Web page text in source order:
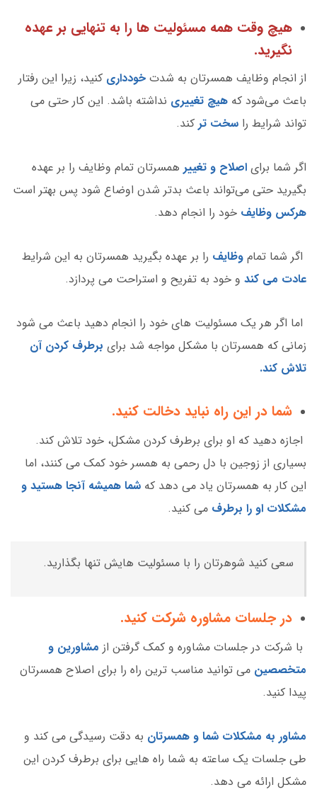
هیچ وقت همه مسئولیت ها را به تنهایی بر عهده
نگیرید.
از انجام وظایف همسرتان به شدت خودداری کنید، زیرا این رفتار
باعث می‌شود که هیچ تغییری نداشته باشد. این کار حتی می
تواند شرایط را سخت تر کند.
اگر شما برای اصلاح و تغییر همسرتان تمام وظایف را بر عهده
بگیرید حتی می‌تواند باعث بدتر شدن اوضاع شود پس بهتر است
هرکس وظایف خود را انجام دهد.
اگر شما تمام وظایف را بر عهده بگیرید همسرتان به این شرایط
عادت می کند و خود به تفریح و استراحت می پردازد.
اما اگر هر یک مسئولیت های خود را انجام دهید باعث می شود
زمانی که همسرتان با مشکل مواجه شد برای برطرف کردن آن
تلاش کند.
شما در این راه نباید دخالت کنید.
اجازه دهید که او برای برطرف کردن مشکل، خود تلاش کند.
بسیاری از زوجین با دل رحمی به همسر خود کمک می کنند، اما
این کار به همسرتان یاد می دهد که شما همیشه آنجا هستید و
مشکلات او را برطرف می کنید.
سعی کنید شوهرتان را با مسئولیت هایش تنها بگذارید.
در جلسات مشاوره شرکت کنید.
با شرکت در جلسات مشاوره و کمک گرفتن از مشاورین و
متخصصین می توانید مناسب ترین راه را برای اصلاح همسرتان
پیدا کنید.
مشاور به مشکلات شما و همسرتان به دقت رسیدگی می کند و
طی جلسات یک ساعته به شما راه هایی برای برطرف کردن این
مشکل ارائه می دهد.